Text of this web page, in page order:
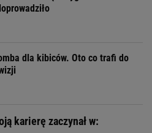
dla kibiców. Oto co trafi do
karierę zaczynał w: